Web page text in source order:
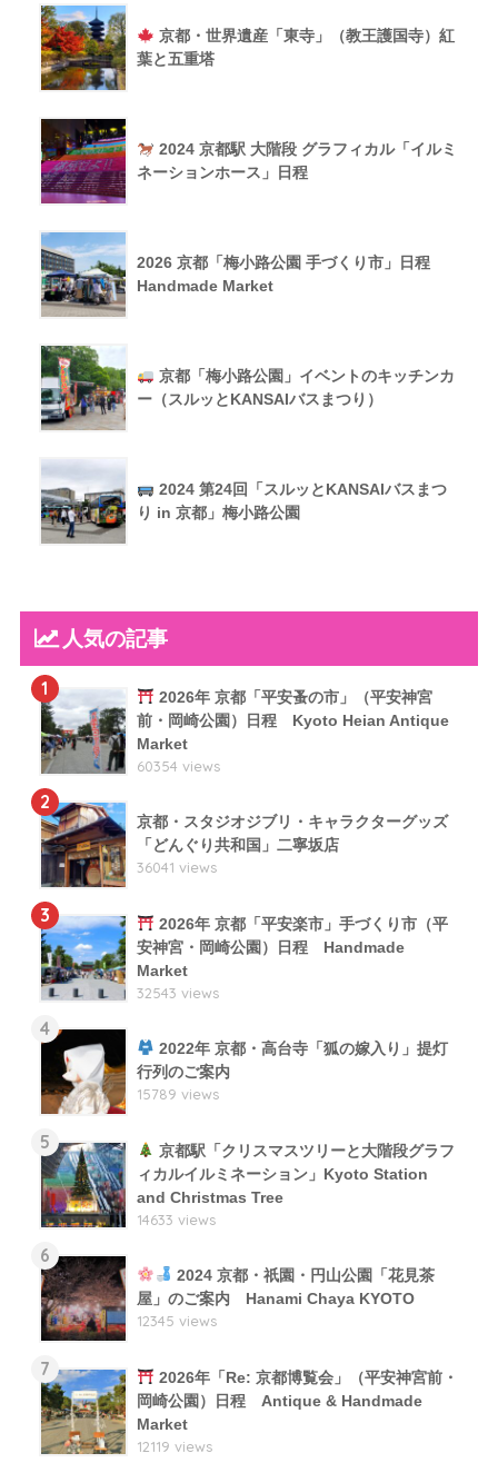
京都・世界遺産「東寺」（教王護国寺）紅
葉と五重塔
2024 京都駅 大階段 グラフィカル「イルミ
ネーションホース」日程
2026 京都「梅小路公園 手づくり市」日程
Handmade Market
京都「梅小路公園」イベントのキッチンカ
ー（スルッとKANSAIバスまつり）
2024 第24回「スルッとKANSAIバスまつ
り in 京都」梅小路公園
人気の記事
1
2026年 京都「平安蚤の市」（平安神宮
前・岡崎公園）日程 Kyoto Heian Antique
Market
60354 views
2
京都・スタジオジブリ・キャラクターグッズ
「どんぐり共和国」二寧坂店
36041 views
3
2026年 京都「平安楽市」手づくり市（平
安神宮・岡崎公園）日程 Handmade
Market
32543 views
4
2022年 京都・高台寺「狐の嫁入り」提灯
行列のご案内
15789 views
5
京都駅「クリスマスツリーと大階段グラフ
ィカルイルミネーション」Kyoto Station
and Christmas Tree
14633 views
6
2024 京都・祇園・円山公園「花見茶
屋」のご案内 Hanami Chaya KYOTO
12345 views
7
2026年「Re: 京都博覧会」（平安神宮前・
岡崎公園）日程 Antique & Handmade
Market
12119 views